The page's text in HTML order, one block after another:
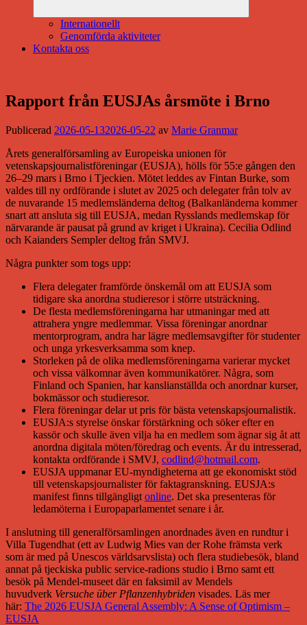
Internationellt
Genomförda aktiviteter
Kontakta oss
Rapport från EUSJAs årsmöte i Brno
Publicerad 2026-05-132026-05-22 av Marie Granmar
Årets generalförsamling av Europeiska unionen för
vetenskapsjournalistföreningar (EUSJA), hölls för 55:e gången den
26–29 mars i Brno i Tjeckien. Mötet leddes av Fintan Burke, som
valdes till ny ordförande i slutet av 2025 och delegater från tolv av
de nuvarande 15 medlemsländerna deltog (Balkanländerna kommer
snart att ansluta sig till EUSJA, medan Rysslands medlemskap för
närvarande är pausat på grund av kriget i Ukraina). Cecilia Odlind
och Kaianders Sempler deltog från SMVJ.
Några punkter som togs upp:
Flera delegater framförde önskemål om att EUSJA som
tidigare ska anordna studieresor i större utsträckning.
De flesta medlemsföreningarna har utmaningar med att
attrahera yngre medlemmar. Vissa föreningar anordnar
mentorprogram, andra har lägre medlemsavgifter för studenter
och unga yrkesverksamma som knep.
Storleken på de olika medlemsföreningarna varierar mycket
och vissa välkomnar även kommunikatörer. Några, som
Finland och Spanien, har kanslianställda och anordnar kurser,
bokmässor och studieresor.
Flera föreningar delar ut pris för bästa vetenskapsjournalistik.
EUSJA:s styrelse önskar förstärkning och söker efter en
kassör och skulle även vilja ha en medlem som ägnar sig åt att
anordna digitala möten/föredrag och events. Är du intresserad,
kontakta ordförande i SMVJ, codlind@hotmail.com.
EUSJA uppmanar EU-myndigheterna att ge ekonomiskt stöd
till vetenskapsjournalister för faktagranskning. EUSJA:s
manifest finns tillgängligt online. Det ska presenteras för
ledamöterna i Europaparlamentet senare i år.
I anslutning till generalförsamlingen anordnades även en rundtur i
Villa Tugendhat (ett av Ludwig Mies van der Rohe främsta verk
som är med på Unescos världsarvslista) och flera studiebesök, bland
annat på tjeckiska public service-radions studio i Brno samt ett
besök på Mendel-museet där en faksimil av Mendels
huvudverk Versuche über Pflanzenhybriden visades. Läs mer
här: The 2026 EUSJA General Assembly: A Sense of Optimism –
EUSJA